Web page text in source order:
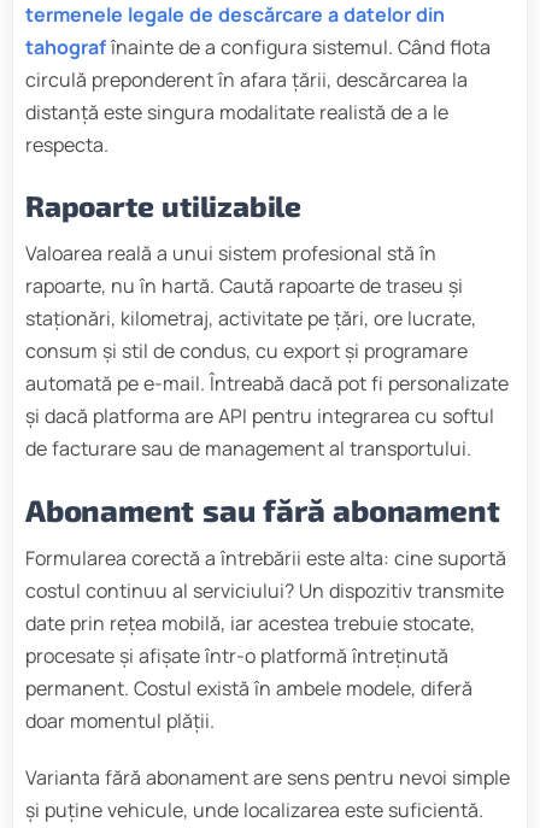
termenele legale de descărcare a datelor din
tahografînainte de a configura sistemul. Când flota
circulă preponderent în afara țării, descărcarea la
distanță este singura modalitate realistă de a le
respecta.
Rapoarte utilizabile
Valoarea reală a unui sistem profesional stă în
rapoarte, nu în hartă. Caută rapoarte de traseu și
staționări, kilometraj, activitate pe țări, ore lucrate,
consum și stil de condus, cu export și programare
automată pe e-mail. Întreabă dacă pot fi personalizate
și dacă platforma are API pentru integrarea cu softul
de facturare sau de management al transportului.
Abonament sau fără abonament
Formularea corectă a întrebării este alta: cine suportă
costul continuu al serviciului? Un dispozitiv transmite
date prin rețea mobilă, iar acestea trebuie stocate,
procesate și afișate într-o platformă întreținută
permanent. Costul există în ambele modele, diferă
doar momentul plății.
Varianta fără abonament are sens pentru nevoi simple
și puține vehicule, unde localizarea este suficientă.